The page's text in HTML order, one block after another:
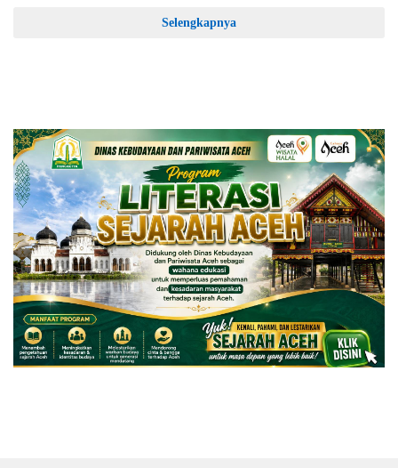
Selengkapnya